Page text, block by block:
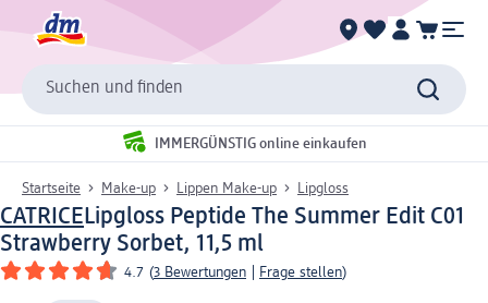
Suchen und finden
IMMERGÜNSTIG online einkaufen
Startseite Make-up Lippen Make-up Lipgloss
CATRICELipgloss Peptide The Summer Edit C01
Strawberry Sorbet, 11,5 ml
4.7 (3 Bewertungen Frage stellen)